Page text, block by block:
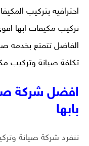
احترافيه بتركيب
تركيب مكيفات ابها
الفاضل تتمتع بخدمه
تكلفة صيانة وتركيب
افضل شركة
بابها
تنفرد شركة صيانة